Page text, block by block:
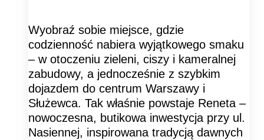
Wyobraź sobie miejsce, gdzie
codzienność nabiera wyjątkowego smaku
– w otoczeniu zieleni, ciszy i kameralnej
zabudowy, a jednocześnie z szybkim
dojazdem do centrum Warszawy i
Służewca. Tak właśnie powstaje Reneta –
nowoczesna, butikowa inwestycja przy ul.
Nasiennej, inspirowana tradycją dawnych